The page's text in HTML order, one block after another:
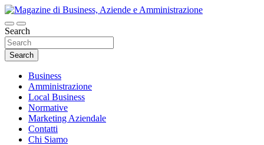
Skip
to
content
Magazine di Business, Aziende e
Amministrazione
Search
Search
Business
Amministrazione
Local Business
Normative
Marketing Aziendale
Contatti
Chi Siamo